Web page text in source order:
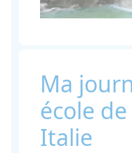
Ma
école
Italie